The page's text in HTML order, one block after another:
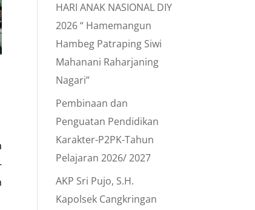
HARI ANAK NASIONAL DIY
2026 “ Hamemangun
Hambeg Patraping Siwi
Mahanani Raharjaning
Nagari”
Pembinaan dan
Penguatan Pendidikan
Karakter-P2PK-Tahun
Pelajaran 2026/ 2027
AKP Sri Pujo, S.H.
Kapolsek Cangkringan